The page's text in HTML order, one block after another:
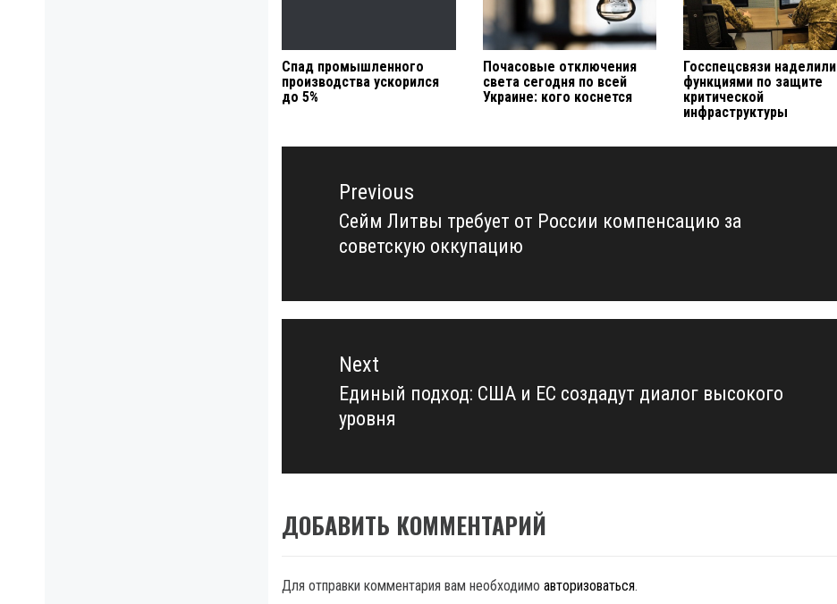
Спад промышленного
производства ускорился
до 5%
Почасовые отключения
света сегодня по всей
Украине: кого коснется
Госспецсвязи наделили
функциями по защите
критической
инфраструктуры
Навигация
записямPrevious
Previous
post:
Сейм Литвы требует от России компенсацию за
советскую оккупацию
Next
Next
post:
Единый подход: США и ЕС создадут диалог высокого
уровня
ДОБАВИТЬ КОММЕНТАРИЙ
Для отправки комментария вам необходимо авторизоваться.